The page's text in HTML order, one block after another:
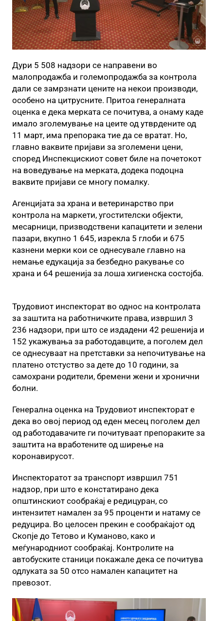
Дури 5 508 надзори се направени во
малопродажба и големопродажба за контрола
дали се замрзнати цените на некои производи,
особено на цитрусните. Притоа генералната
оценка е дека мерката се почитува, а онаму каде
имало зголемување на цеите од утврдените од
11 март, има препорака тие да се вратат. Но,
главно ваквите пријави за зголемени цени,
според Инспекцискиот совет биле на почетокот
на воведување на мерката, додека подоцна
ваквите пријави се многу помалку.
Агенцијата за храна и ветеринарство при
контрола на маркети, угостителски објекти,
месарници, призводствени капацитети и зелени
пазари, вкупно 1 645, изрекла 5 глоби и 675
казнени мерки кои се однесувале главно на
немање едукација за безбедно ракување со
храна и 64 решенија за лоша хигиенска состојба.
Трудовиот инспекторат во однос на контролата
за заштита на работничките права, извршил 3
236 надзори, при што се издадени 42 решенија и
152 укажувања за работодавците, а поголем дел
се однесуваат на претставки за непочитување на
платено отстуство за дете до 10 години, за
самохрани родители, бремени жени и хронични
болни.
Генерална оценка на Трудовиот инспекторат е
дека во овој период од еден месец поголем дел
од работодавачите ги почитуваат препораките за
заштита на вработените од ширење на
коронавирусот.
Инспекторатот за транспорт извршил 751
надзор, при што е констатирано дека
општинскиот сообраќај е редицуран, со
интензитет намален за 95 проценти и натаму се
редуцира. Во целосен прекин е сообраќајот од
Скопје до Тетово и Куманово, како и
меѓународниот сообраќај. Контролите на
автобуските станици покажале дека се почитува
одлуката за 50 отсо намален капацитет на
превозот.